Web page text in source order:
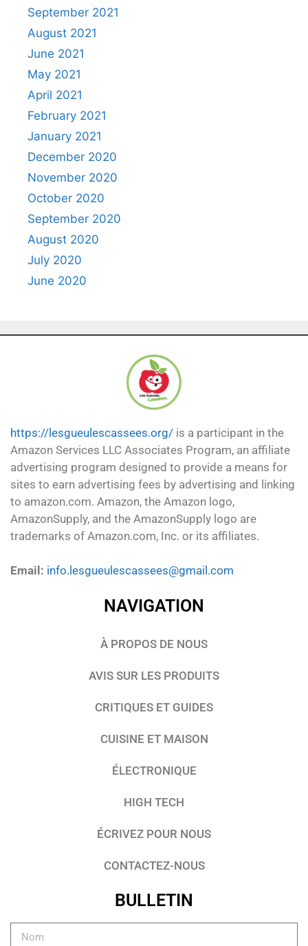
September 2021
August 2021
June 2021
May 2021
April 2021
February 2021
January 2021
December 2020
November 2020
October 2020
September 2020
August 2020
July 2020
June 2020
https://lesgueulescassees.org/ is a participant in the
Amazon Services LLC Associates Program, an affiliate
advertising program designed to provide a means for
sites to earn advertising fees by advertising and linking
to amazon.com. Amazon, the Amazon logo,
AmazonSupply, and the AmazonSupply logo are
trademarks of Amazon.com, Inc. or its affiliates.
Email: info.lesgueulescassees@gmail.com
NAVIGATION
À PROPOS DE NOUS
AVIS SUR LES PRODUITS
CRITIQUES ET GUIDES
CUISINE ET MAISON
ÉLECTRONIQUE
HIGH TECH
ÉCRIVEZ POUR NOUS
CONTACTEZ-NOUS
BULLETIN